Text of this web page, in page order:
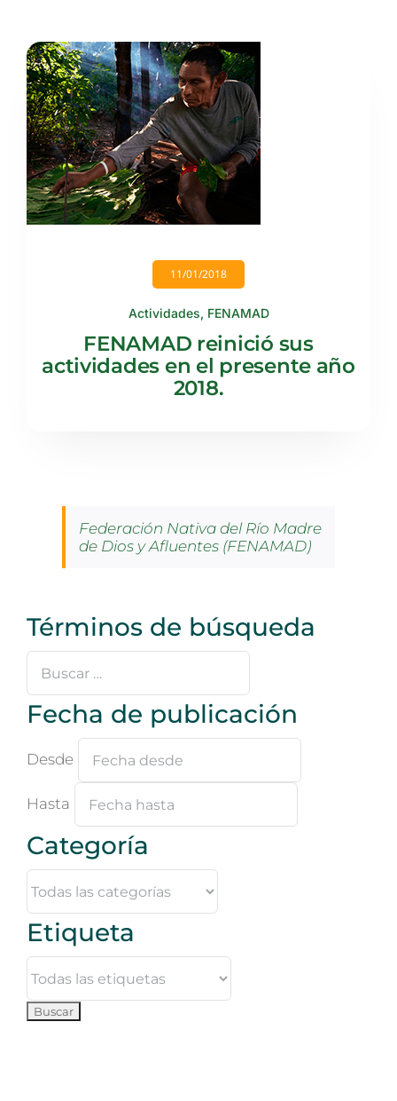
11/01/2018
Actividades, FENAMAD
FENAMAD reinició sus
actividades en el presente año
2018.
Federación Nativa del Río Madre
de Dios y Afluentes (FENAMAD)
Términos de búsqueda
Buscar
Fecha de publicación
Desde
Hasta
Categoría
Etiqueta